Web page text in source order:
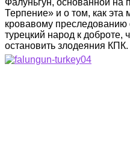
Терпение» и о том, как эта
кровавому
турецкий народ к доброте,
остановить злодеяния КПК.